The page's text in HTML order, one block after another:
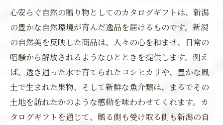
心安らぐ自然の贈り物としてのカタログギフトは、新潟
の豊かな自然環境が育んだ逸品を届けるものです。新潟
の自然美を反映した商品は、人々の心を和ませ、日常の
喧騒から解放されるようなひとときを提供します。例え
ば、透き通った水で育てられたコシヒカリや、豊かな風
土で生まれた果物、そして新鮮な魚介類は、まるでその
土地を訪れたかのような感動を味わわせてくれます。カ
タログギフトを通じて、贈る側も受け取る側も新潟の自